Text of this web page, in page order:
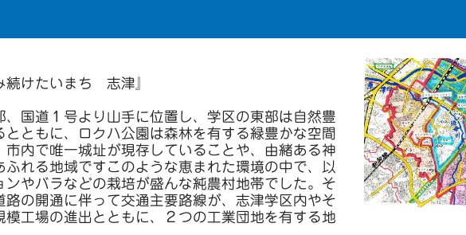
けたいまち 志津』
国道１号より山手に位置し、学区の東部は自然豊
ともに、ロクハ公園は森林を有する緑豊かな空間
市内で唯一城址が現存していることや、由緒ある神
れる地域ですこのような恵まれた環境の中で、以
やバラなどの栽培が盛んな純農村地帯でした。そ
路の開通に伴って交通主要路線が、志津学区内やそ
模工場の進出とともに、２つの工業団地を有する地